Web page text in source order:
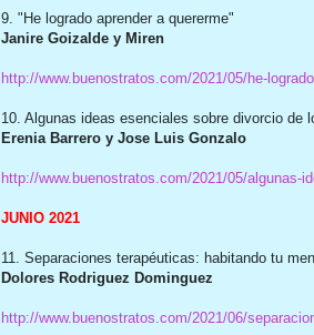
9. "He logrado aprender a quererme"
Janire Goizalde y Miren
http://www.buenostratos.com/2021/05/he-
10. Algunas ideas esenciales sobre divorcio de
Erenia Barrero y Jose Luis Gonzalo
http://www.buenostratos.com/2021/05/algunas-
JUNIO 2021
11. Separaciones terapéuticas: habitando tu
Dolores Rodriguez Dominguez
http://www.buenostratos.com/2021/06/